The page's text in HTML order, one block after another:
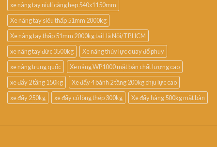
xe nâng tay niuli càng hẹp 540x1150mm
Xe nâng tay siêu thấp 51mm 2000kg
Xe nâng tay thấp 51mm 2000kg tại Hà Nội/TP.HCM
xe nâng tay đức 3500kg
Xe nâng thủy lực quay đổ phuy
xe nâng trung quốc
Xe nâng WP1000 mặt bàn chất lượng cao
xe đẩy 2 tầng 150kg
Xe đẩy 4 bánh 2 tầng 200kg chịu lực cao
xe đẩy 250kg
xe đẩy có lòng thép 300kg Xe đẩy hàng 500kg mặt bàn